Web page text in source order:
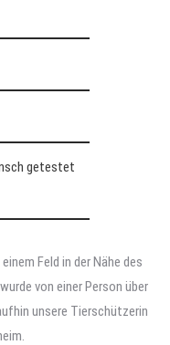
getestet
Feld in der Nähe des
von einer Person über
unsere Tierschützerin